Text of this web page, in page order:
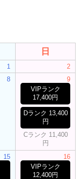
日
1
2
8
9
VIPランク
17,400円
Dランク 13,400
円
Cランク 11,400
円
15
16
VIPランク
12,400円